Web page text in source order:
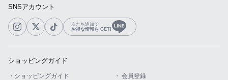
SNSアカウント
友だち追加で
お得な情報を GET!
ショッピングガイド
・ショッピングガイド ・ 会員登録